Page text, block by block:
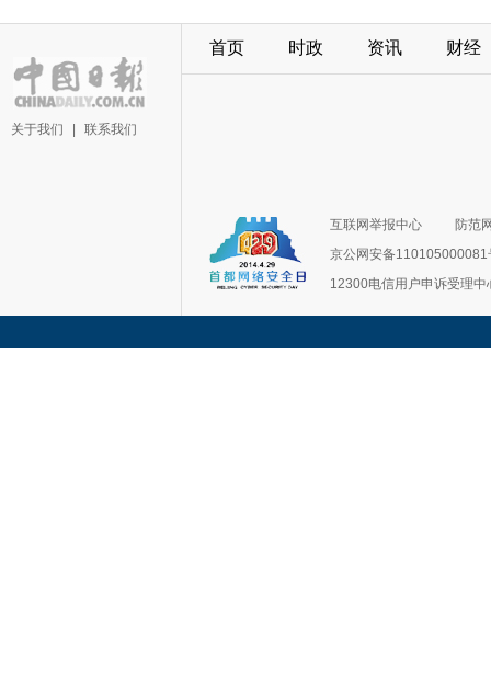
关于我们 联系我们
首页 时政 资讯 财经
互联网举报中心
防范
京公网安备110105000081
12300电信用户申诉受理中